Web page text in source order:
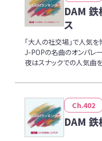
DAM
ス
「大人の社交場」で人気
J-POPの名曲のオンパレ
夜はスナックでの人気曲
Ch.402
DAM